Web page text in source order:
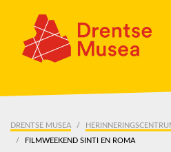
DRENTSE MUSEA
FILMWEEKEND SINTI EN ROMA